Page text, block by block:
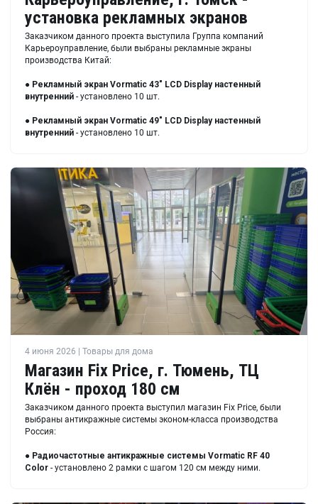
установка рекламных экранов
Заказчиком данного проекта выступила Группа компаний
Карьероуправление, были выбраны рекламные экраны
производства Китай:
● Рекламный экран Vormatic 43" LCD Display настенный
внутренний - установлено 10 шт.
● Рекламный экран Vormatic 49" LCD Display настенный
внутренний - установлено 10 шт.
4 июня 2026 | Товары для дома
Магазин Fix Price, г. Тюмень, ТЦ
Клён - проход 180 см
Заказчиком данного проекта выступил магазин Fix Price, были
выбраны антикражные системы эконом-класса производства
Россия:
● Радиочастотные антикражные системы Vormatic RF 40
Color - установлено 2 рамки с шагом 120 см между ними.